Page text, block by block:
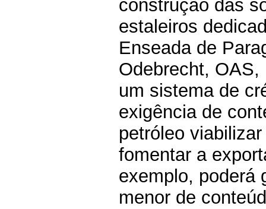
construção das
estaleiros
Enseada de
Odebrecht,
um sistema de
exigência de
petróleo
fomentar a
exemplo, poderá
menor de